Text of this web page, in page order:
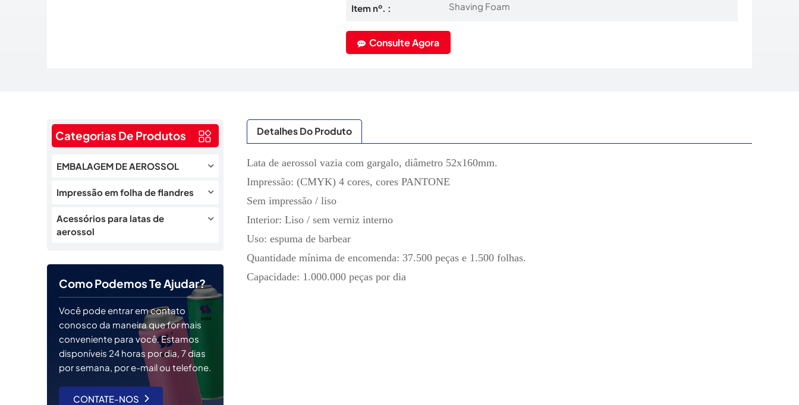
Item nº. : Shaving Foam
Consulte Agora
Categorias De Produtos
EMBALAGEM DE AEROSSOL
Impressão em folha de flandres
Acessórios para latas de
aerossol
Como Podemos Te Ajudar?
Você pode entrar em contato
conosco da maneira que for mais
conveniente para você. Estamos
disponíveis 24 horas por dia, 7 dias
por semana, por e-mail ou telefone.
CONTATE-NOS
Detalhes Do Produto
Lata de aerossol vazia com gargalo, diâmetro 52x160mm.
Impressão: (CMYK) 4 cores, cores PANTONE
Sem impressão / liso
Interior: Liso / sem verniz interno
Uso: espuma de barbear
Quantidade mínima de encomenda: 37.500 peças e 1.500 folhas.
Capacidade: 1.000.000 peças por dia